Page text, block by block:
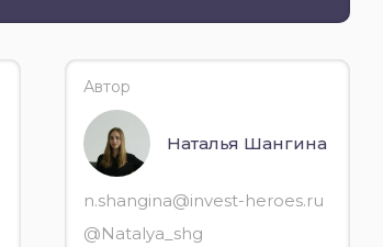
Автор
Наталья Шангина
n.shangina@invest-heroes.ru
@Natalya_shg